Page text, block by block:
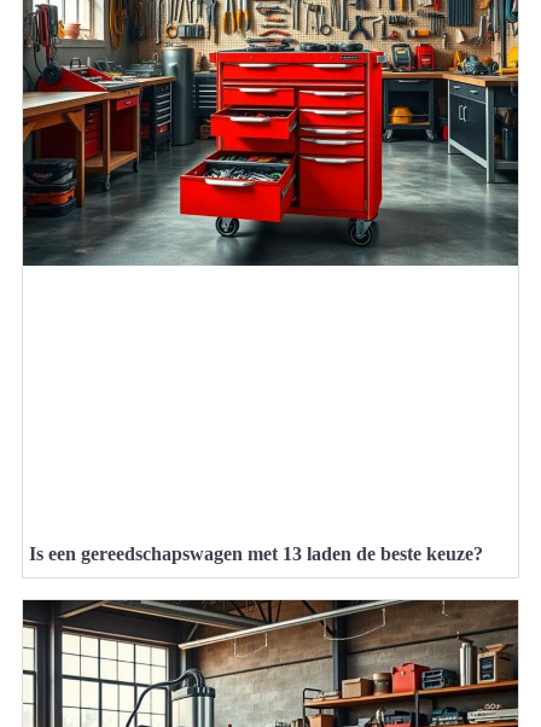
Is een gereedschapswagen met 13 laden de beste keuze?